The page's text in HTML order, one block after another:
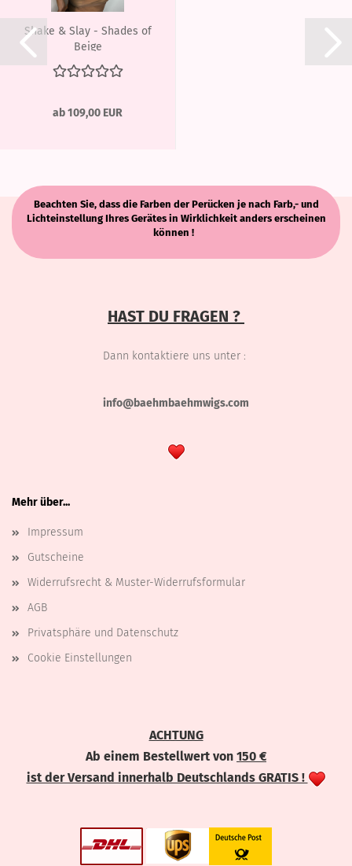
Shake & Slay - Shades of
Beige
ab 109,00 EUR
Beachten Sie, dass die Farben der Perücken je nach Farb,- und
Lichteinstellung Ihres Gerätes in Wirklichkeit anders erscheinen
können !
HAST DU FRAGEN ?
Dann kontaktiere uns unter :
info@baehmbaehmwigs.com
Mehr über...
Impressum
Gutscheine
Widerrufsrecht & Muster-Widerrufsformular
AGB
Privatsphäre und Datenschutz
Cookie Einstellungen
ACHTUNG
Ab einem Bestellwert von 150 €
ist der Versand innerhalb Deutschlands GRATIS !